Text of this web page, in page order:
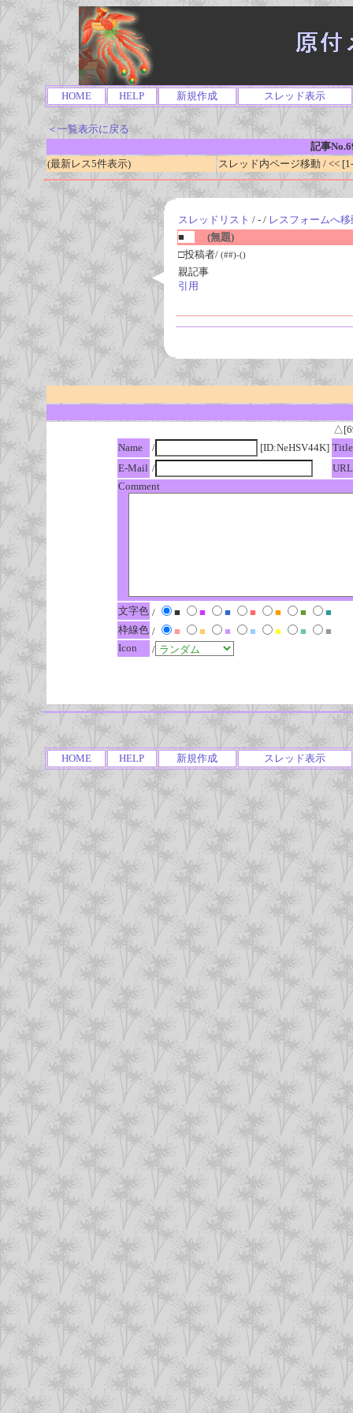
HOME HELP 新規作成 スレッド表示
＜一覧表示に戻る
記事
(最新レス5件表示)
スレッド内ページ移動 / <<
スレッドリスト / - / レスフォームへ移
■
(無題)
□投稿者/ (##)-()
親記事
引用
Name
/ [ID:NeHSV44K] Title
E-Mail /
URL
Comment
文字色 / ■ ■ ■ ■ ■ ■
■
枠線色 / ■ ■ ■ ■ ■ ■
■
Icon
/
HOME HELP 新規作成 スレッド表示